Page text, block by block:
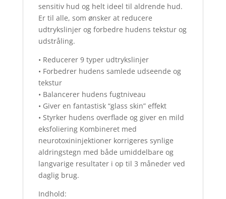
sensitiv hud og helt ideel til aldrende hud.
Er til alle, som ønsker at reducere
udtrykslinjer og forbedre hudens tekstur og
udstråling.
• Reducerer 9 typer udtrykslinjer
• Forbedrer hudens samlede udseende og
tekstur
• Balancerer hudens fugtniveau
• Giver en fantastisk “glass skin” effekt
• Styrker hudens overflade og giver en mild
eksfoliering Kombineret med
neurotoxininjektioner korrigeres synlige
aldringstegn med både umiddelbare og
langvarige resultater i op til 3 måneder ved
daglig brug.
Indhold: